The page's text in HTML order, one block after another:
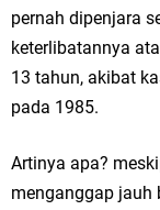
pernah dipenjara
keterlibatannya
13 tahun, akibat
pada 1985.
Artinya apa?
menganggap jauh